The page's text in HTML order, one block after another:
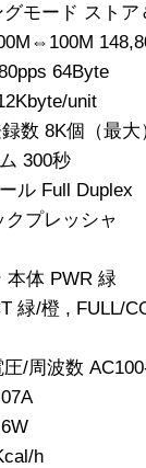
モード スト
64Byte
unit
数 8K個（最大
300秒
ル Full
クプレッシャ
本体 PWR 緑
緑/橙 , FULL/
/周波数
h